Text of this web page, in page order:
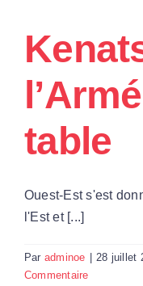
table
Ouest-Est s'est
l'Est et [...]
Par adminoe 28 juillet
Commentaire